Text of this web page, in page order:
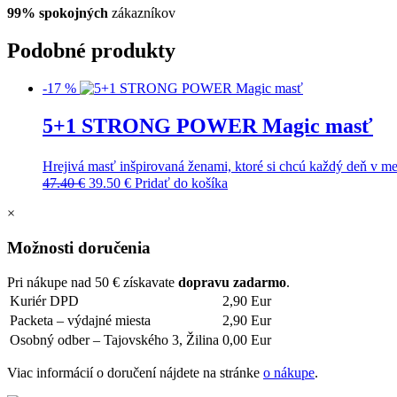
99% spokojných zákazníkov
Podobné produkty
-17 %
5+1 STRONG POWER Magic masť
Hrejivá masť inšpirovaná ženami, ktoré si chcú každý deň v
47.40€ Pôvodná
39.50 €Aktuálna
Pridať do košíka
×
Možnosti doručenia
Pri nákupe nad 50 € získavate dopravu zadarmo.
Kuriér DPD
2,90 Eur
Packeta – výdajné miesta
2,90 Eur
Osobný odber – Tajovského 3, Žilina 0,00 Eur
Viac informácií o doručení nájdete na stránke o nákupe.